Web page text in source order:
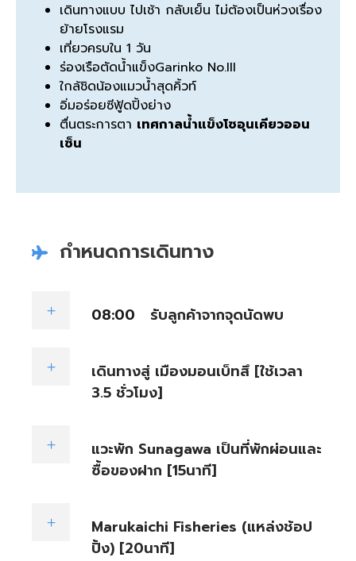
เดินทางแบบ ไปเช้า กลับเย็น ไม่ต้องเป็นห่วงเรื่อง
ย้ายโรงแรม
เที่ยวครบใน 1 วัน
ร่องเรือตัดน้ำแข็งGarinko No.III
ใกล้ชิดน้องแมวน้ำสุดคิ้วท์
อิ่มอร่อยซีฟู้ดปิ้งย่าง
ตื่นตระการตา เทศกาลน้ำแข็งโซอุนเคียวออน
เซ็น
กำหนดการเดินทาง
08:00 รับลูกค้าจากจุดนัดพบ
เดินทางสู่ เมืองมอนเบ็ทสึ [ใช้เวลา
3.5 ชั่วโมง]
แวะพัก Sunagawa เป็นที่พักผ่อนและ
ซื้อของฝาก [15นาที]
Marukaichi Fisheries (แหล่งช้อป
ปิ้ง) [20นาที]